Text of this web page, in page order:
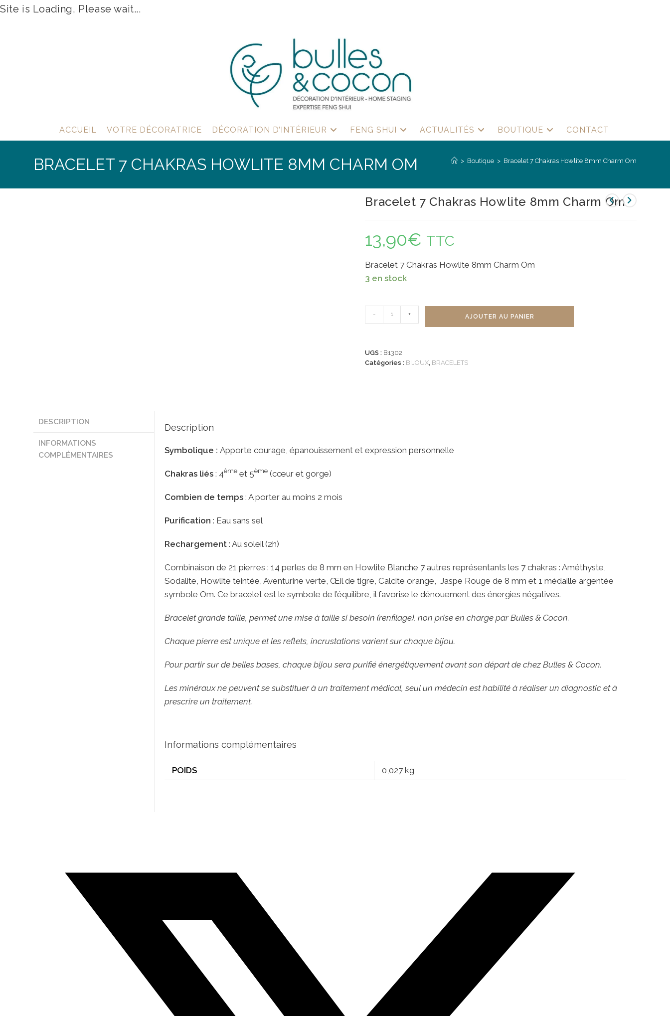
Site is Loading, Please wait...
ACCUEIL VOTRE DÉCORATRICE DÉCORATION D’INTÉRIEUR FENG SHUI ACTUALITÉS BOUTIQUE CONTACT
BRACELET 7 CHAKRAS HOWLITE 8MM CHARM OM > Boutique > Bracelet 7 Chakras Howlite 8mm Charm Om
Bracelet 7 Chakras Howlite 8mm Charm Om
13,90€ TTC
Bracelet 7 Chakras Howlite 8mm Charm Om
3 en stock
de
Chakras
Howlite
- + AJOUTER AU PANIER
UGS : B1302
Catégories : BIJOUX, BRACELETS
DESCRIPTION
INFORMATIONS
COMPLÉMENTAIRES
Description
Symbolique :Apporte courage, épanouissement et expression personnelle
Chakras liés : 4ème et 5ème (cœur et gorge)
Combien de temps : A porter au moins 2 mois
Purification : Eau sans sel
Rechargement : Au soleil (2h)
Combinaison de 21 pierres : 14 perles de 8 mm en Howlite Blanche 7 autres représentants les 7 chakras : Améthyste,
Sodalite, Howlite teintée, Aventurine verte, Œil de tigre, Calcite orange, Jaspe Rouge de 8 mm et 1 médaille argentée
symbole Om. Ce bracelet est le symbole de l’équilibre, il favorise le dénouement des énergies négatives.
Bracelet grande taille, permet une mise à taille si besoin (renfilage), non prise en charge par Bulles & Cocon.
Chaque pierre est unique et les reflets, incrustations varient sur chaque bijou.
Pour partir sur de belles bases, chaque bijou sera purifié énergétiquement avant son départ de chez Bulles & Cocon.
Les minéraux ne peuvent se substituer à un traitement médical, seul un médecin est habilité à réaliser un diagnostic et à
prescrire un traitement.
Informations complémentaires
POIDS 0,027 kg